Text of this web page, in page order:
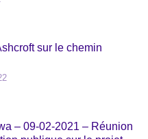
sur le chemin
– 09-02-2021 – Réunion